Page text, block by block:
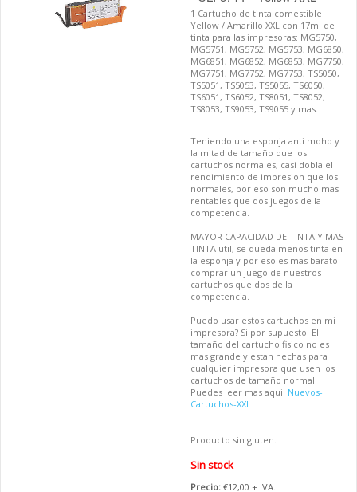
1 Cartucho de tinta comestible
Yellow / Amarillo XXL con 17ml de
tinta para las impresoras: MG5750,
MG5751, MG5752, MG5753, MG6850,
MG6851, MG6852, MG6853, MG7750,
MG7751, MG7752, MG7753, TS5050,
TS5051, TS5053, TS5055, TS6050,
TS6051, TS6052, TS8051, TS8052,
TS8053, TS9053, TS9055 y mas.
Teniendo una esponja anti moho y
la mitad de tamaño que los
cartuchos normales, casi dobla el
rendimiento de impresion que los
normales, por eso son mucho mas
rentables que dos juegos de la
competencia.
MAYOR CAPACIDAD DE TINTA Y MAS
TINTA util, se queda menos tinta en
la esponja y por eso es mas barato
comprar un juego de nuestros
cartuchos que dos de la
competencia.
Puedo usar estos cartuchos en mi
impresora? Si por supuesto. El
tamaño del cartucho fisico no es
mas grande y estan hechas para
cualquier impresora que usen los
cartuchos de tamaño normal.
Puedes leer mas aqui: Nuevos-
Cartuchos-XXL
Producto sin gluten.
Sinstock
Precio: €12,00 + IVA.